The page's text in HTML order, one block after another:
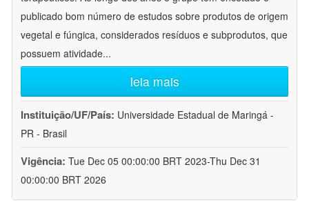
publicado bom número de estudos sobre produtos de origem
vegetal e fúngica, considerados resíduos e subprodutos, que
possuem atividade...
leia mais
Instituição/UF/País: Universidade Estadual de Maringá -
PR - Brasil
Vigência: Tue Dec 05 00:00:00 BRT 2023-Thu Dec 31
00:00:00 BRT 2026